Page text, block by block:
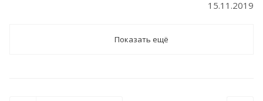
15.11.2019
Показать ещё